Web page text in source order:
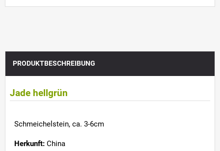
PRODUKTBESCHREIBUNG
Jade hellgrün
Schmeichelstein, ca. 3-6cm
Herkunft: China